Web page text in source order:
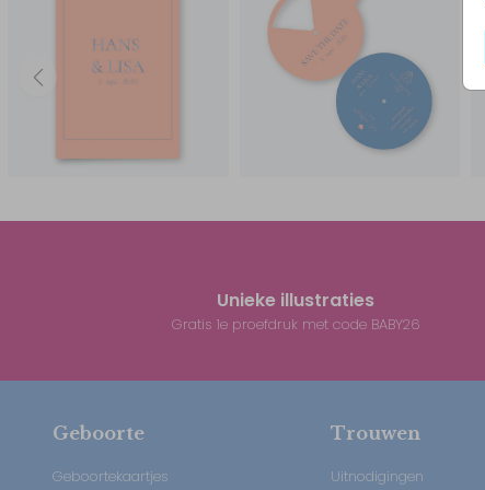
Unieke illustraties
Gratis 1e proefdruk met code BABY26
Geboorte
Geboortekaartjes
Trouwen
Uitnodigingen